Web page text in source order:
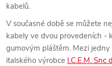
kabelů.
V současné době se můžete
kabely ve dvou provedeních -
gumovým pláštěm. Mezi
italského výrobce I.C.E.M. Snc